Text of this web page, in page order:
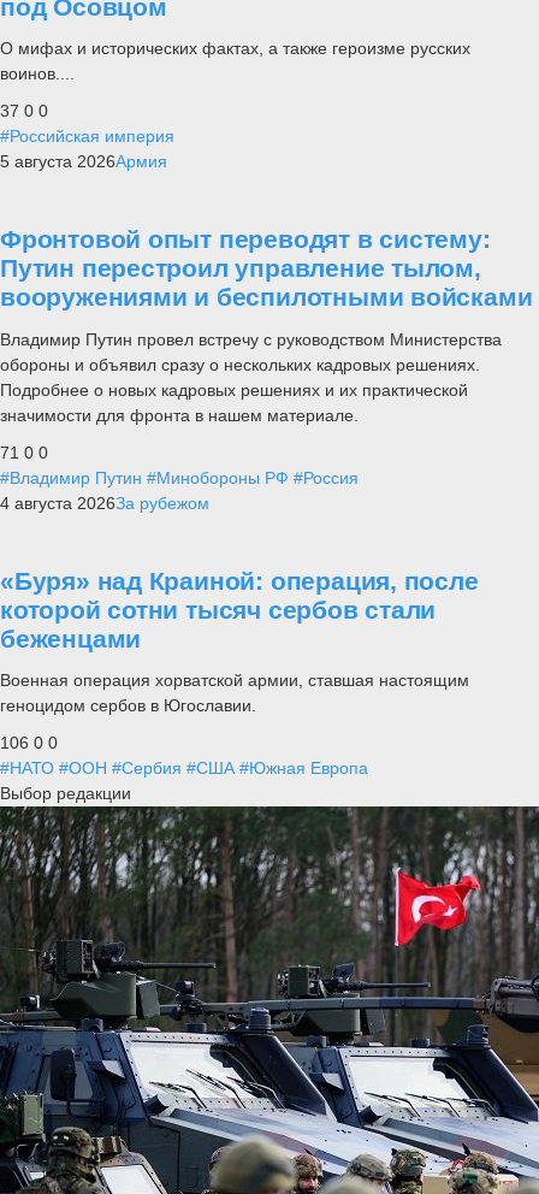
под Осовцом
О мифах и исторических фактах, а также героизме русских
воинов....
37 0 0
#Российская империя
5 августа 2026Армия
Фронтовой опыт переводят в систему:
Путин перестроил управление тылом,
вооружениями и беспилотными войсками
Владимир Путин провел встречу с руководством Министерства
обороны и объявил сразу о нескольких кадровых решениях.
Подробнее о новых кадровых решениях и их практической
значимости для фронта в нашем материале.
71 0 0
#Владимир Путин #Минобороны РФ #Россия
4 августа 2026За рубежом
«Буря» над Краиной: операция, после
которой сотни тысяч сербов стали
беженцами
Военная операция хорватской армии, ставшая настоящим
геноцидом сербов в Югославии.
106 0 0
#НАТО #ООН #Сербия #США #Южная Европа
Выбор редакции